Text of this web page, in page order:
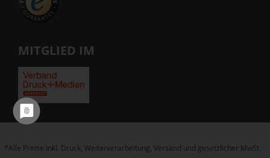
MITGLIED IM
*Alle Preise inkl. Druck, Weiterverarbeitung, Versand und gesetzlicher MwSt.